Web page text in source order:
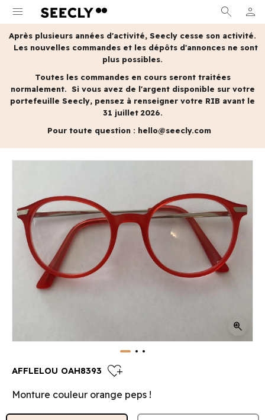
menu search person
MON
Après plusieurs années d'activité, Seecly cesse son activité.
Les nouvelles commandes et les dépôts d'annonces ne sont
plus possibles.
Toutes les commandes en cours seront traitées
normalement. Si vous avez de l'argent disponible sur votre
portefeuille Seecly, pensez à renseigner votre RIB avant le
31 juillet 2026.
Pour toute question : hello@seecly.com
zoom_in
AFFLELOU OAH8393 heart_plus
Monture couleur orange peps !